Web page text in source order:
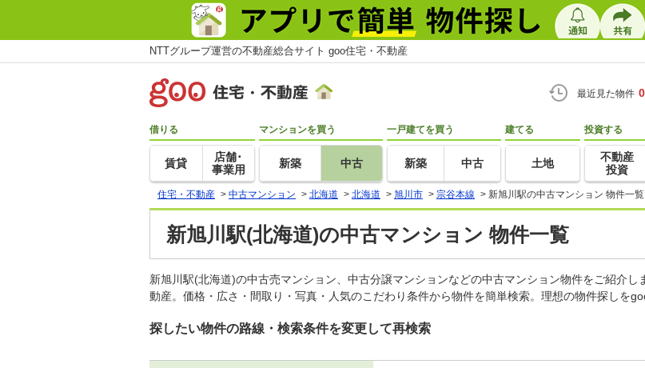
NTTグループ運営の不動産総合サイト goo住宅・不動産
最近見た物件 0
借りる
賃貸
店舗･
事業用
マンションを買う
新築 中古
一戸建てを買う
新築 中古
建てる
土地
投資する
不動産
投資
住宅・不動産 > 中古マンション > 北海道 > 北海道 > 旭川市 > 宗谷本線 > 新旭川駅の中古マンション 物件一覧
新旭川駅(北海道)の中古マンション 物件一覧
新旭川駅(北海道)の中古売マンション、中古分譲マンションなどの中古マンション物件をご紹介
動産。価格・広さ・間取り・写真・人気のこだわり条件から物件を簡単検索。理想の物件探しを
探したい物件の路線・検索条件を変更して再検索